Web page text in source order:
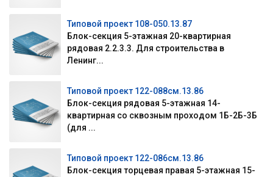
Типовой проект 108-050.13.87
Блок-секция 5-этажная 20-квартирная
рядовая 2.2.3.3. Для строительства в
Ленинг...
Типовой проект 122-088см.13.86
Блок-секция рядовая 5-этажная 14-
квартирная со сквозным проходом 1Б-2Б-3Б
(для ...
Типовой проект 122-086см.13.86
Блок-секция торцевая правая 5-этажная 15-